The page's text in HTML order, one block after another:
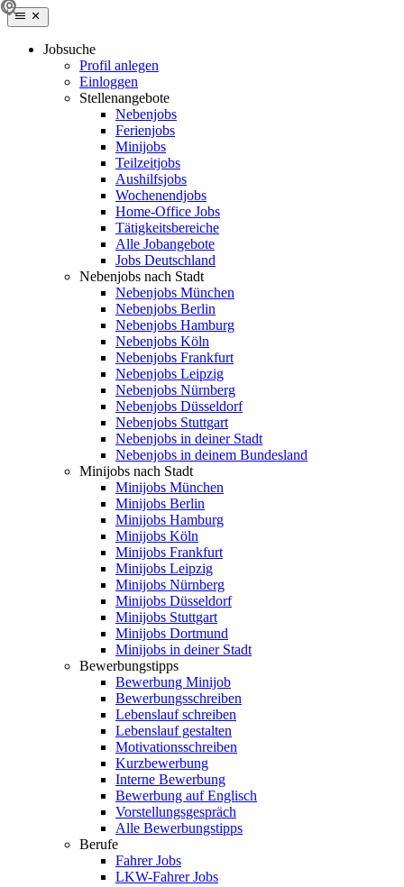
Jobsuche
Profil anlegen
Einloggen
Stellenangebote
Nebenjobs
Ferienjobs
Minijobs
Teilzeitjobs
Aushilfsjobs
Wochenendjobs
Home-Office Jobs
Tätigkeitsbereiche
Alle Jobangebote
Jobs Deutschland
Nebenjobs nach Stadt
Nebenjobs München
Nebenjobs Berlin
Nebenjobs Hamburg
Nebenjobs Köln
Nebenjobs Frankfurt
Nebenjobs Leipzig
Nebenjobs Nürnberg
Nebenjobs Düsseldorf
Nebenjobs Stuttgart
Nebenjobs in deiner Stadt
Nebenjobs in deinem Bundesland
Minijobs nach Stadt
Minijobs München
Minijobs Berlin
Minijobs Hamburg
Minijobs Köln
Minijobs Frankfurt
Minijobs Leipzig
Minijobs Nürnberg
Minijobs Düsseldorf
Minijobs Stuttgart
Minijobs Dortmund
Minijobs in deiner Stadt
Bewerbungstipps
Bewerbung Minijob
Bewerbungsschreiben
Lebenslauf schreiben
Lebenslauf gestalten
Motivationsschreiben
Kurzbewerbung
Interne Bewerbung
Bewerbung auf Englisch
Vorstellungsgespräch
Alle Bewerbungstipps
Berufe
Fahrer Jobs
LKW-Fahrer Jobs